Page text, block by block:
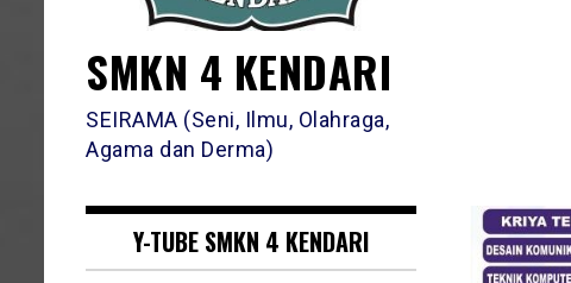
SMKN 4 KENDARI
SEIRAMA (Seni, Ilmu, Olahraga,
Agama dan Derma)
Y-TUBE SMKN 4 KENDARI